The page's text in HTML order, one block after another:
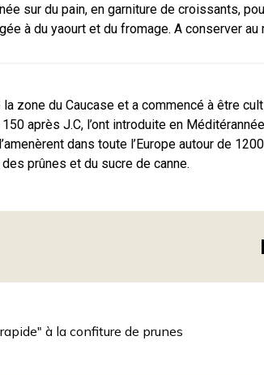
sur du pain, en garniture de croissants,
à du yaourt et du fromage. A conserver
zone du Caucase et a commencé à être
après J.C, l’ont introduite en
dans toute l’Europe autour de
prûnes et du sucre de canne.
à la confiture de prunes